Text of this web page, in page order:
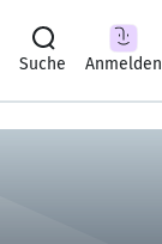
Suche Anmelden